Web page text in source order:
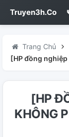
Truyen3h.Co
Trang Chủ
[HP đồng
[HP
KHÔNG